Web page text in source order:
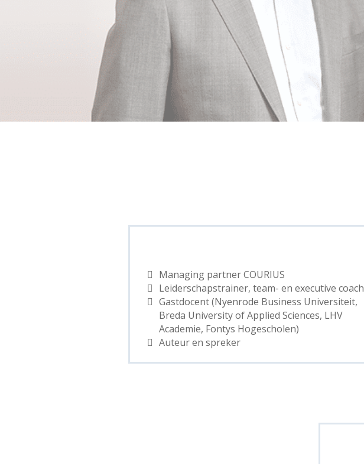
Managing partner COURIUS
Leiderschapstrainer, team- en executive coach
Gastdocent (Nyenrode Business Universiteit,
Breda University of Applied Sciences, LHV
Academie, Fontys Hogescholen)
Auteur en spreker